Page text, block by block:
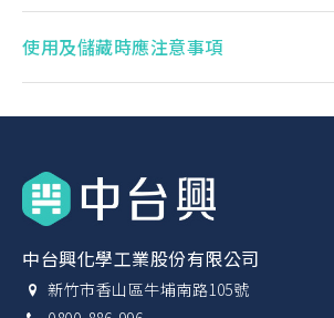
使用及儲藏時應注意事項
中台興化學工業股份有限公司
新竹市香山區牛埔南路105號